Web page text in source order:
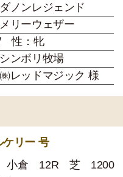
ダノンレジェンド
メリーウェザー
性：牝
シンボリ牧場
㈱レッドマジック 様
ケリー 号
小倉 12R 芝 1200 4